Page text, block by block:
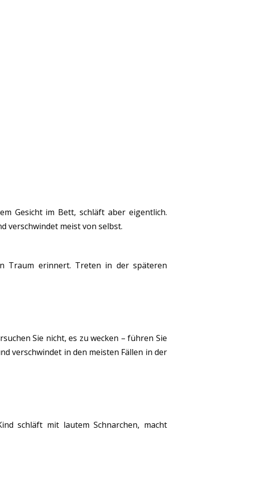
Gesicht im Bett, schläft aber eigentlich.
verschwindet meist von selbst.
Traum erinnert. Treten in der späteren
Sie nicht, es zu wecken – führen Sie
verschwindet in den meisten Fällen in der
schläft mit lautem Schnarchen, macht